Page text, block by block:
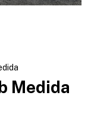
Medida